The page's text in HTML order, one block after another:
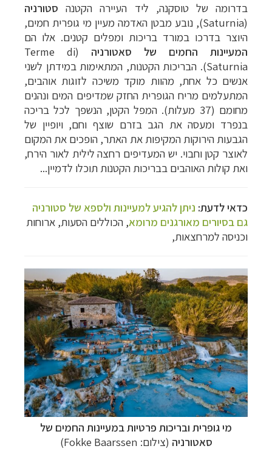
בדרומה של טוסקנה, ליד העיירה הקטנה סטורניה
(
Saturnia), נובע מבטן האדמה מעיין מי גופרית חמים,
היוצר בדרכו במורד בריכות ומפלים קטנים. אלו הם
המעיינות החמים של סאטורניה (
Terme di
Saturnia). הבריכות הקטנות, המתאימות במידתן לשני
אנשים כל אחת, מהוות מוקד משיכה לזוגות אוהבים,
המתעלמים מריח הגופרית החזק שמדיפים המים ונהנים
מחומם (37 מעלות). המפל הקטן, הנשפך לכל בריכה
בנפרד ומעסה את הגב בזרם שוצף וחם, ויופיין של
הגבעות הירוקות המקיפות את האתר, הופכים את המקום
לאוצר קטן וחבוי. יש המעדיפים רחצה לילית לאור הירח,
ואת קולות האוהבים בבריכות הקטנות תוכלו לדמיין...
כדאי לדעת: ניתן להגיע למעיינות ולספא של סטורניה
גם בסיורים מאורגנים מרומא, הכוללים הסעות, ארוחות
וכניסה למרחצאות,
מי גופרית ובריכות פרטיות במעיינות החמים של
סאטורניה (צילום: Fokke Baarssen
)